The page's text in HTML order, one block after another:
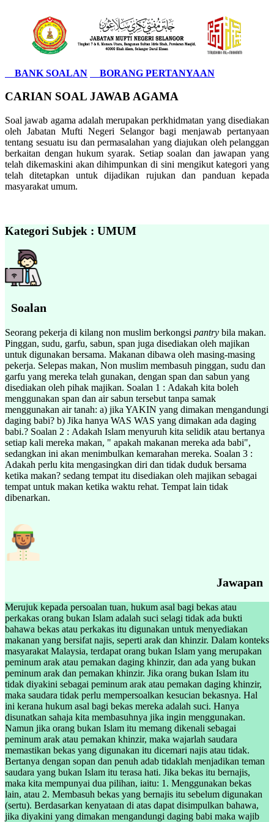
BANK SOALAN BORANG PERTANYAAN
CARIAN SOAL JAWAB AGAMA
Soal jawab agama adalah merupakan perkhidmatan yang disediakan
oleh Jabatan Mufti Negeri Selangor bagi menjawab pertanyaan
tentang sesuatu isu dan permasalahan yang diajukan oleh pelanggan
berkaitan dengan hukum syarak. Setiap soalan dan jawapan yang
telah dikemaskini akan dihimpunkan di sini mengikut kategori yang
telah ditetapkan untuk dijadikan rujukan dan panduan kepada
masyarakat umum.
Kategori Subjek : UMUM
Soalan
Seorang pekerja di kilang non muslim berkongsi pantry bila makan.
Pinggan, sudu, garfu, sabun, span juga disediakan oleh majikan
untuk digunakan bersama. Makanan dibawa oleh masing-masing
pekerja. Selepas makan, Non muslim membasuh pinggan, sudu dan
garfu yang mereka telah gunakan, dengan span dan sabun yang
disediakan oleh pihak majikan. Soalan 1 : Adakah kita boleh
menggunakan span dan air sabun tersebut tanpa samak
menggunakan air tanah: a) jika YAKIN yang dimakan mengandungi
daging babi? b) Jika hanya WAS WAS yang dimakan ada daging
babi.? Soalan 2 : Adakah Islam menyuruh kita selidik atau bertanya
setiap kali mereka makan, " apakah makanan mereka ada babi",
sedangkan ini akan menimbulkan kemarahan mereka. Soalan 3 :
Adakah perlu kita mengasingkan diri dan tidak duduk bersama
ketika makan? sedang tempat itu disediakan oleh majikan sebagai
tempat untuk makan ketika waktu rehat. Tempat lain tidak
dibenarkan.
Jawapan
Merujuk kepada persoalan tuan, hukum asal bagi bekas atau
perkakas orang bukan Islam adalah suci selagi tidak ada bukti
bahawa bekas atau perkakas itu digunakan untuk menyediakan
makanan yang bersifat najis, seperti arak dan khinzir. Dalam konteks
masyarakat Malaysia, terdapat orang bukan Islam yang merupakan
peminum arak atau pemakan daging khinzir, dan ada yang bukan
peminum arak dan pemakan khinzir. Jika orang bukan Islam itu
tidak diyakini sebagai peminum arak atau pemakan daging khinzir,
maka saudara tidak perlu mempersoalkan kesucian bekasnya. Hal
ini kerana hukum asal bagi bekas mereka adalah suci. Hanya
disunatkan sahaja kita membasuhnya jika ingin menggunakan.
Namun jika orang bukan Islam itu memang dikenali sebagai
peminum arak atau pemakan khinzir, maka wajarlah saudara
memastikan bekas yang digunakan itu dicemari najis atau tidak.
Bertanya dengan sopan dan penuh adab tidaklah menjadikan teman
saudara yang bukan Islam itu terasa hati. Jika bekas itu bernajis,
maka kita mempunyai dua pilihan, iaitu: 1. Menggunakan bekas
lain, atau 2. Membasuh bekas yang bernajis itu sebelum digunakan
(sertu). Berdasarkan kenyataan di atas dapat disimpulkan bahawa,
jika diyakini yang dimakan mengandungi daging babi maka wajib